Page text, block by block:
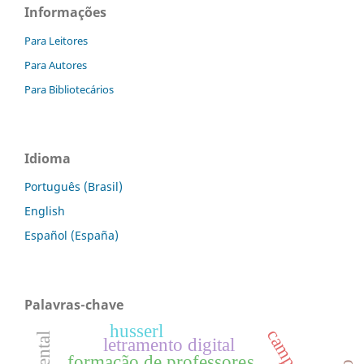
Informações
Para Leitores
Para Autores
Para Bibliotecários
Idioma
Português (Brasil)
English
Español (España)
Palavras-chave
letramento digital
husserl